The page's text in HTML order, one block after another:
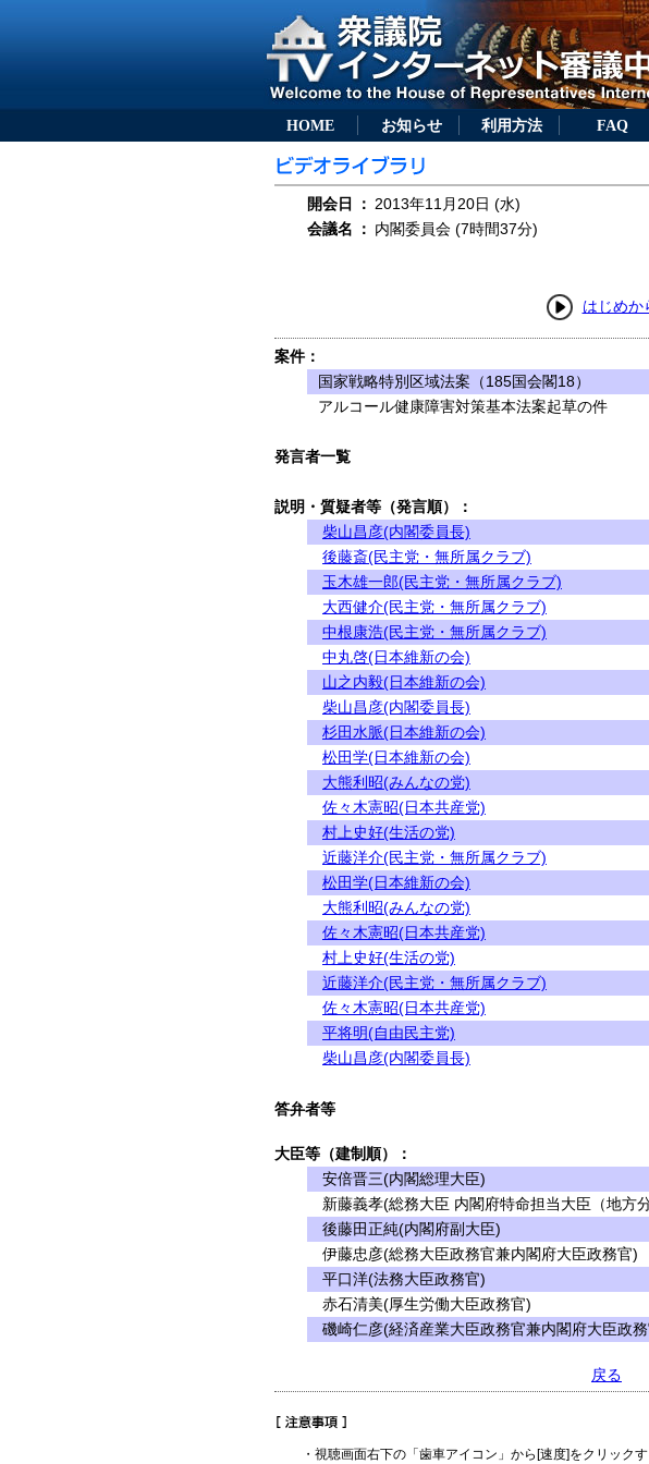
HOME お知らせ 利用方法 FAQ
開会日 ： 2013年11月20日 (水)
会議名
： 内閣委員会 (7時間37分)
はじめか
案件：
国家戦略特別区域法案（185国会閣18）
アルコール健康障害対策基本法案起草の件
発言者一覧
説明・質疑者等（発言順）：
柴山昌彦(内閣委員長)
後藤斎(民主党・無所属クラブ)
玉木雄一郎(民主党・無所属クラブ)
大西健介(民主党・無所属クラブ)
中根康浩(民主党・無所属クラブ)
中丸啓(日本維新の会)
山之内毅(日本維新の会)
柴山昌彦(内閣委員長)
杉田水脈(日本維新の会)
松田学(日本維新の会)
大熊利昭(みんなの党)
佐々木憲昭(日本共産党)
村上史好(生活の党)
近藤洋介(民主党・無所属クラブ)
松田学(日本維新の会)
大熊利昭(みんなの党)
佐々木憲昭(日本共産党)
村上史好(生活の党)
近藤洋介(民主党・無所属クラブ)
佐々木憲昭(日本共産党)
平将明(自由民主党)
柴山昌彦(内閣委員長)
答弁者等
大臣等（建制順）：
安倍晋三(内閣総理大臣)
新藤義孝(総務大臣 内閣府特命担当大臣（地方
後藤田正純(内閣府副大臣)
伊藤忠彦(総務大臣政務官兼内閣府大臣政務官)
平口洋(法務大臣政務官)
赤石清美(厚生労働大臣政務官)
磯崎仁彦(経済産業大臣政務官兼内閣府大臣政
戻る
・視聴画面右下の「歯車アイコン」から[速度]をクリック